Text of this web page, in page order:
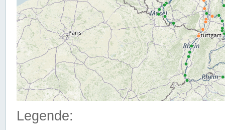
Legende: